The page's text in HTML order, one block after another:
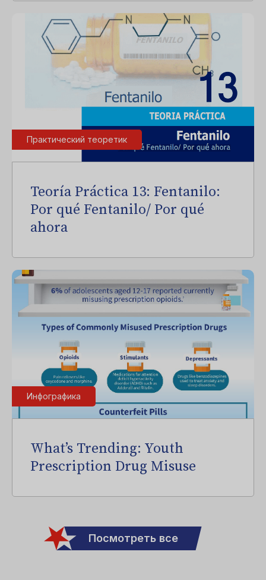
Практический теоретик
Teoría Práctica 13: Fentanilo:
Por qué Fentanilo/ Por qué
ahora
Инфографика
What’s Trending: Youth
Prescription Drug Misuse
Посмотреть все